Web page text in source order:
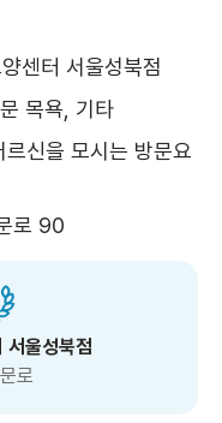
센터 서울성북점
목욕, 기타
신을 모시는 방문요
로 90
서울성북점
로